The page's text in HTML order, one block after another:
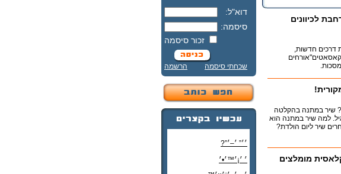
לכיוונים
דרכים חדשות,
שיר במתנה בהקלטה
למה שיר במתנה הוא
שיר ליום הולדת?
מומלצים
דוא"ל:
סיסמה:
זכור סיסמה
שכחתי סיסמה הרשמה
׳׳” ׳–׳”?
׳ ׳¡׳™׳•׳